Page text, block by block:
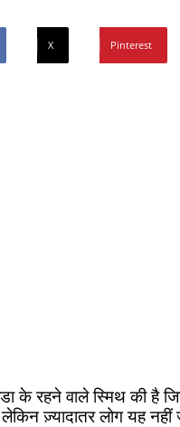
X Pinterest
के रहने वाले स्मिथ की है
ज़्यादातर लोग यह नहीं